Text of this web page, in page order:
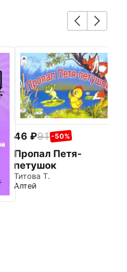
46 91 -50%
Пропал Петя-
петушок
Титова Т.
Алтей